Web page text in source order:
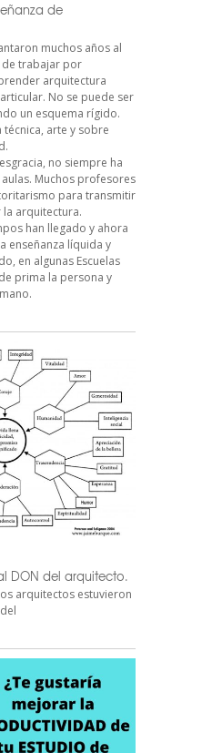
de
muchos años al
de trabajar por
arquitectura
No se puede ser
un esquema rígido.
arte y sobre
no siempre ha
Muchos profesores
para transmitir
la arquitectura.
han llegado y ahora
enseñanza líquida y
en algunas Escuelas
prima la persona y
DON del arquitecto.
arquitectos estuvieron